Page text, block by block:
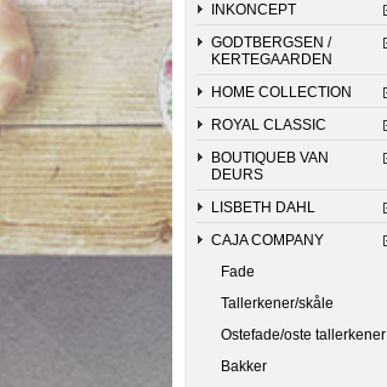
INKONCEPT
GODTBERGSEN /
KERTEGAARDEN
HOME COLLECTION
ROYAL CLASSIC
BOUTIQUEB VAN
DEURS
LISBETH DAHL
CAJA COMPANY
Fade
Tallerkener/skåle
Ostefade/oste tallerkener
Bakker